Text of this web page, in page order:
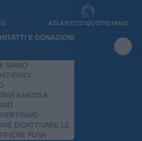
ATLANTICO QUOTIDIANO
E DONAZIONI
SIAMO
A NICOLA
DISATTIVARE LE
PUSH